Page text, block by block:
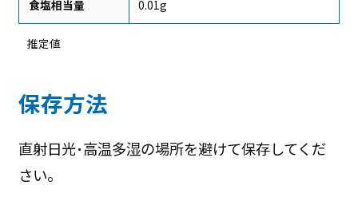
食塩相当量 0.01g
推定値
保存方法
直射日光･高温多湿の場所を避けて保存してくだ
さい｡